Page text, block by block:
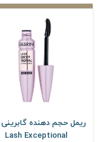
ریمل حجم دهنده
Lash Exceptional